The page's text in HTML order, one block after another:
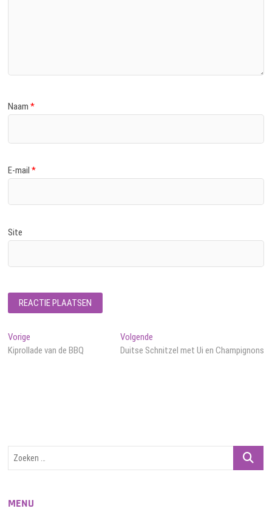
Naam*
E-mail*
Site
Bericht
navigatie
Vorige
bericht:
Kiprollade van de BBQ
VolgendeVolgend
bericht:
Duitse Schnitzel met Ui en Champignons
Zoeken
MENU